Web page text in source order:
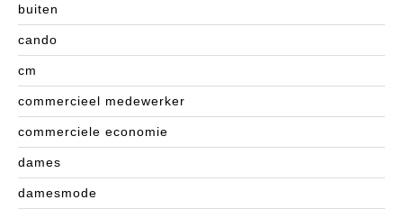
buiten
cando
cm
commercieel medewerker
commerciele economie
dames
damesmode